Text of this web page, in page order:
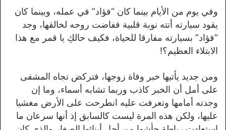
وفي يوم من الأيام بينما كان “فؤاد” في عمله، وبينما كان
يقود سيارته أتته نوبة قلبية ففاضت روحه لخالقها، وجد
“فؤاد” بسيارته مفارقا للحياة، فكيف حالكِ يا قمر مع هذا
الابتلاء العظيم؟!
ومن جديد يأتيها خبر وفاة زوجها، فتركض تجاه المشفى
على أمل أن الخبر كاذب وربما تشابه أسماء، وما إن
وجدته أمامها وتعرفت عليه انطرحت على الأرض مغشيا
عليها، ولكن هذه المرة ليست كالسابق إذ أنها سرعان ما